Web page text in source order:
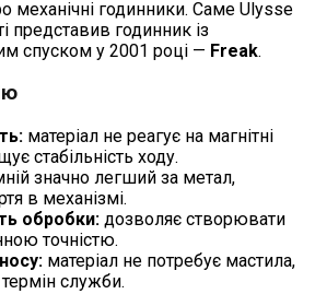
механічні годинники. Саме Ulysse
представив годинник із
спуском у 2001 році — Freak.
матеріал не реагує на магнітні
стабільність ходу.
значно легший за метал,
в механізмі.
обробки: дозволяє створювати
точністю.
матеріал не потребує мастила,
служби.